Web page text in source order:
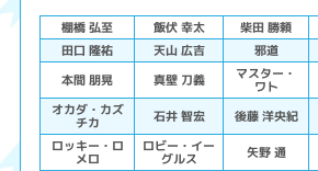
棚橋 弘至 飯伏 幸太 柴田 勝頼
田口 隆祐
天山 広吉 邪道
本間 朋晃
真壁 刀義
マスター・
ワト
オカダ・カズ
チカ
石井 智宏 後藤 洋央紀
ロッキー・ロ
メロ
ロビー・イー
グルス
矢野 通